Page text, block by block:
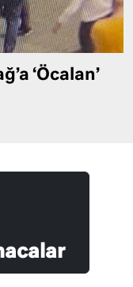
‘Öcalan’